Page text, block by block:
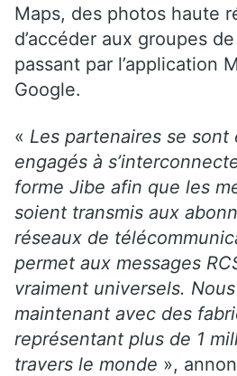
Maps, des photos haute
d’accéder aux groupes
passant par l’application
Google.
« Les partenaires se sont
engagés à
forme Jibe afin que les
soient transmis aux
réseaux de
permet aux messages
vraiment universels.
maintenant avec des
représentant plus de 1
travers le monde »,